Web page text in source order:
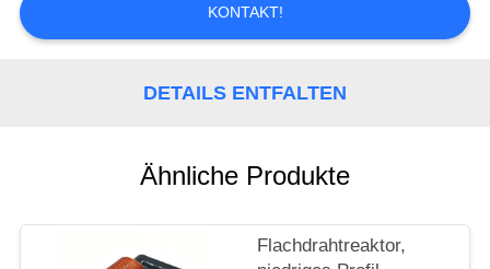
ANGEBOT
POLICY
KONTAKT!
DETAILS ENTFALTEN
Ähnliche Produkte
Flachdrahtreaktor,